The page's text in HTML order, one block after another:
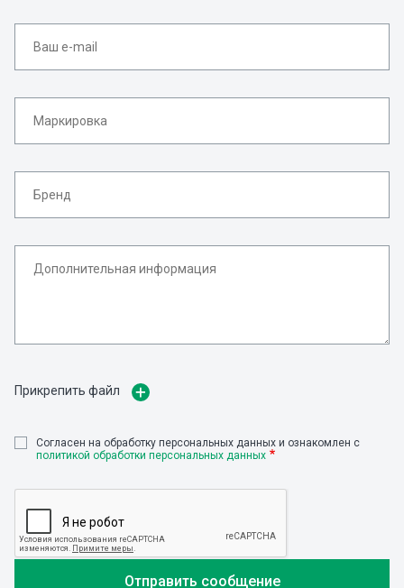
Прикрепить файл
Cогласен на обработку персональных данных и ознакомлен с
политикой обработки персональных данных